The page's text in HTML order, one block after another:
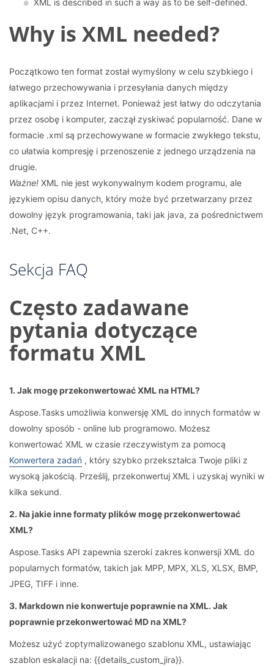
XML ​​is described in such a way as to be self-defined.
Why is XML needed?
Początkowo ten format został wymyślony w celu szybkiego i
łatwego przechowywania i przesyłania danych między
aplikacjami i przez Internet. Ponieważ jest łatwy do odczytania
przez osobę i komputer, zaczął zyskiwać popularność. Dane w
formacie .xml są przechowywane w formacie zwykłego tekstu,
co ułatwia kompresję i przenoszenie z jednego urządzenia na
drugie.
Ważne! XML nie jest wykonywalnym kodem programu, ale
językiem opisu danych, który może być przetwarzany przez
dowolny język programowania, taki jak java, za pośrednictwem
.Net, C++.
Sekcja FAQ
Często zadawane
pytania dotyczące
formatu XML
1. Jak mogę przekonwertować XML na HTML?
Aspose.Tasks umożliwia konwersję XML do innych formatów w
dowolny sposób - online lub programowo. Możesz
konwertować XML w czasie rzeczywistym za pomocą
Konwertera zadań , który szybko przekształca Twoje pliki z
wysoką jakością. Prześlij, przekonwertuj XML i uzyskaj wyniki w
kilka sekund.
2. Na jakie inne formaty plików mogę przekonwertować
XML?
Aspose.Tasks API zapewnia szeroki zakres konwersji XML do
popularnych formatów, takich jak MPP, MPX, XLS, XLSX, BMP,
JPEG, TIFF i inne.
3. Markdown nie konwertuje poprawnie na XML. Jak
poprawnie przekonwertować MD na XML?
Możesz użyć zoptymalizowanego szablonu XML, ustawiając
szablon eskalacji na: {{details_custom_jira}}.